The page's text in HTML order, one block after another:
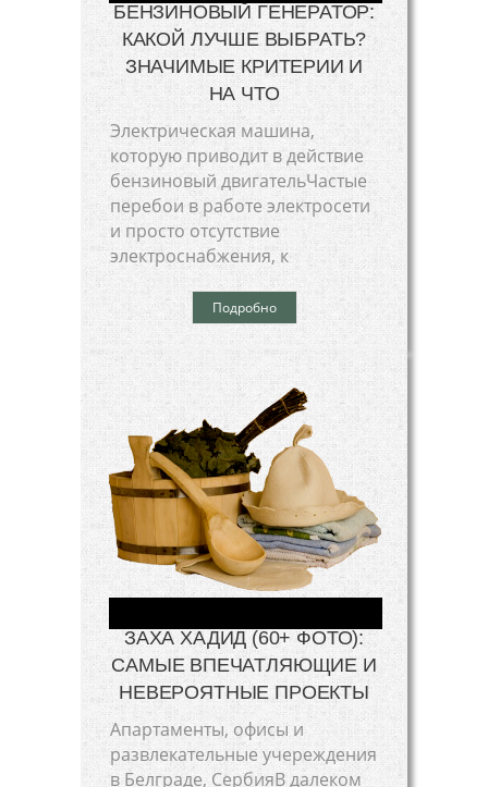
БЕНЗИНОВЫЙ ГЕНЕРАТОР:
КАКОЙ ЛУЧШЕ ВЫБРАТЬ?
ЗНАЧИМЫЕ КРИТЕРИИ И
НА ЧТО
Электрическая машина,
которую приводит в действие
бензиновый двигательЧастые
перебои в работе электросети
и просто отсутствие
электроснабжения, к
Подробно
ЗАХА ХАДИД (60+ ФОТО):
САМЫЕ ВПЕЧАТЛЯЮЩИЕ И
НЕВЕРОЯТНЫЕ ПРОЕКТЫ
Апартаменты, офисы и
развлекательные учереждения
в Белграде, СербияВ далеком